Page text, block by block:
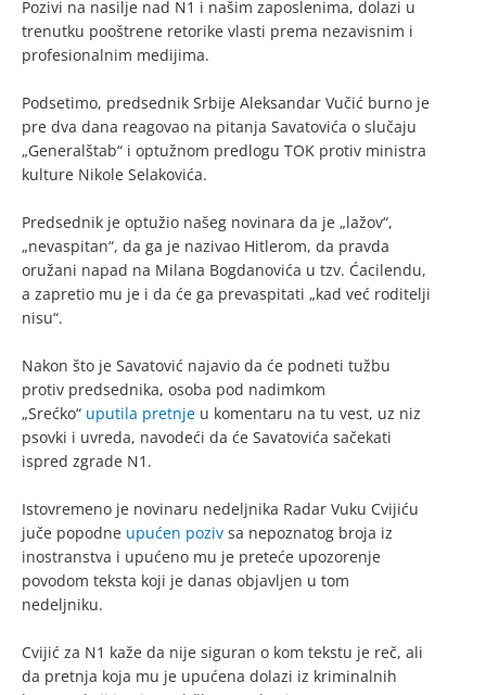
Pozivi na nasilje nad N1 i našim zaposlenima, dolazi u
trenutku pooštrene retorike vlasti prema nezavisnim i
profesionalnim medijima.
Podsetimo, predsednik Srbije Aleksandar Vučić burno je
pre dva dana reagovao na pitanja Savatovića o slučaju
„Generalštab“ i optužnom predlogu TOK protiv ministra
kulture Nikole Selakovića.
Predsednik je optužio našeg novinara da je „lažov“,
„nevaspitan“, da ga je nazivao Hitlerom, da pravda
oružani napad na Milana Bogdanovića u tzv. Ćacilendu,
a zapretio mu je i da će ga prevaspitati „kad već roditelji
nisu“.
Nakon što je Savatović najavio da će podneti tužbu
protiv predsednika, osoba pod nadimkom
„Srećko“ uputila pretnje u komentaru na tu vest, uz niz
psovki i uvreda, navodeći da će Savatovića sačekati
ispred zgrade N1.
Istovremeno je novinaru nedeljnika Radar Vuku Cvijiću
juče popodne upućen poziv sa nepoznatog broja iz
inostranstva i upućeno mu je preteće upozorenje
povodom teksta koji je danas objavljen u tom
nedeljniku.
Cvijić za N1 kaže da nije siguran o kom tekstu je reč, ali
da pretnja koja mu je upućena dolazi iz kriminalnih